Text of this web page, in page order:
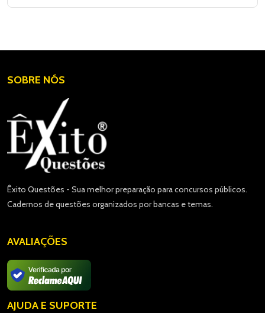
SOBRE NÓS
Êxito Questões - Sua melhor preparação para concursos públicos.
Cadernos de questões organizados por bancas e temas.
AVALIAÇÕES
AJUDA E SUPORTE